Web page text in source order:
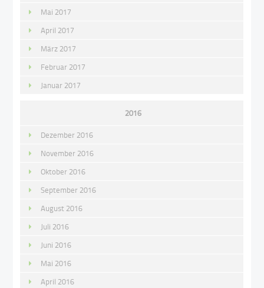
Mai 2017
April 2017
März 2017
Februar 2017
Januar 2017
2016
Dezember 2016
November 2016
Oktober 2016
September 2016
August 2016
Juli 2016
Juni 2016
Mai 2016
April 2016